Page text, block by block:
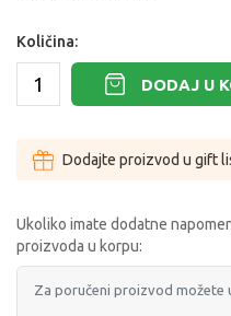
Količina:
DODAJ U
Dodajte proizvod u gift
Ukoliko imate dodatne
proizvoda u korpu: